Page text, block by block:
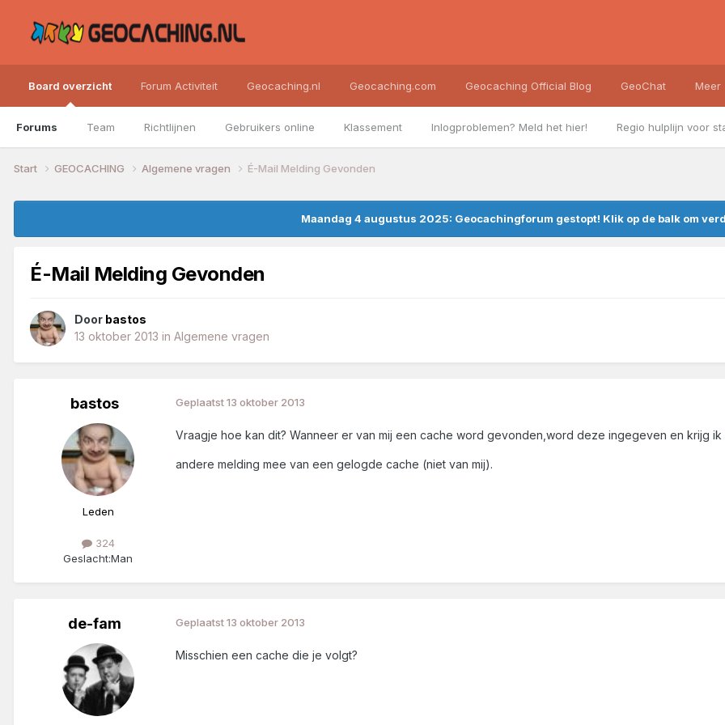
Board overzicht
Forums Team Richtlijnen Gebruikers online Klassement Inlogproblemen? Meld het hier! Regio hulplijn voor
Forum Activiteit Geocaching.nl Geocaching.com Geocaching Official Blog GeoChat Meer
Start GEOCACHING Algemene vragen É-Mail Melding Gevonden
Maandag 4 augustus 2025: Geocachingforum gestopt! Klik op de balk om
É-Mail Melding Gevonden
Door bastos
13 oktober 2013 in Algemene vragen
bastos
Leden
324
Geslacht:Man
Geplaatst13 oktober 2013
Vraagje hoe kan dit? Wanneer er van mij een cache word gevonden,word deze ingegeven en krijg
andere melding mee van een gelogde cache (niet van mij).
de-fam Geplaatst13 oktober 2013
Misschien een cache die je volgt?